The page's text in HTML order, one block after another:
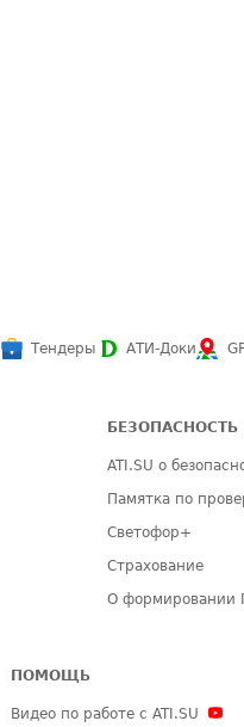
Тендеры АТИ-Доки
БЕЗОПАСНОСТЬ
ATI.SU о
Памятка по
Светофор+
Страхование
О формировании
ПОМОЩЬ
Видео по работе с ATI.SU